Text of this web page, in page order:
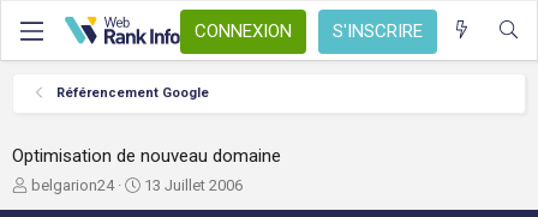
CONNEXION S'INSCRIRE
Référencement Google
Optimisation de nouveau domaine
A
u
belgarion24
D
a
13 Juillet 2006